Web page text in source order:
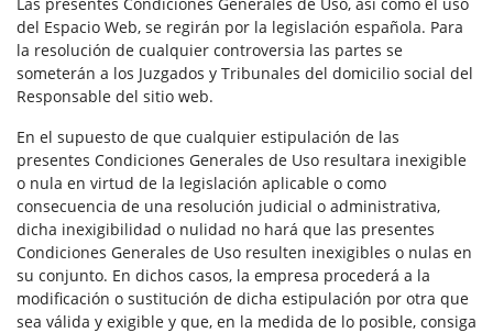
del Espacio Web, se regirán por la legislación española. Para
la resolución de cualquier controversia las partes se
someterán a los Juzgados y Tribunales del domicilio social del
Responsable del sitio web.
En el supuesto de que cualquier estipulación de las
presentes Condiciones Generales de Uso resultara inexigible
o nula en virtud de la legislación aplicable o como
consecuencia de una resolución judicial o administrativa,
dicha inexigibilidad o nulidad no hará que las presentes
Condiciones Generales de Uso resulten inexigibles o nulas en
su conjunto. En dichos casos, la empresa procederá a la
modificación o sustitución de dicha estipulación por otra que
sea válida y exigible y que, en la medida de lo posible, consiga